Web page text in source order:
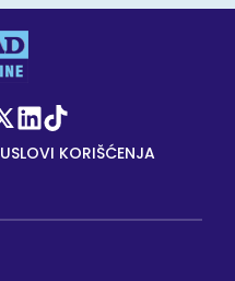
USLOVI KORIŠĆENJA